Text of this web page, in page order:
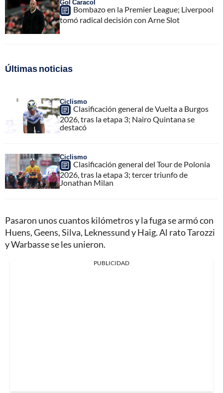
Gol Caracol
Bombazo en la Premier League; Liverpool
tomó radical decisión con Arne Slot
Últimas noticias
Ciclismo
Clasificación general de Vuelta a Burgos
2026, tras la etapa 3; Nairo Quintana se
destacó
Ciclismo
Clasificación general del Tour de Polonia
2026, tras la etapa 3; tercer triunfo de
Jonathan Milan
Pasaron unos cuantos kilómetros y la fuga se armó con
Huens, Geens, Silva, Leknessund y Haig. Al rato Tarozzi
y Warbasse se les unieron.
PUBLICIDAD